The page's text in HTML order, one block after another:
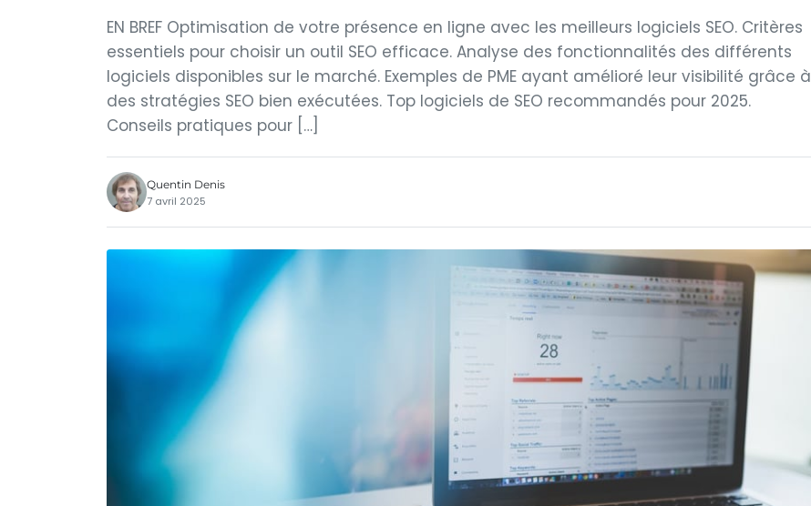
EN BREF Optimisation de votre présence en ligne avec les meilleurs logiciels SEO. Critères
essentiels pour choisir un outil SEO efficace. Analyse des fonctionnalités des différents
logiciels disponibles sur le marché. Exemples de PME ayant amélioré leur visibilité grâce à
des stratégies SEO bien exécutées. Top logiciels de SEO recommandés pour 2025.
Conseils pratiques pour […]
Quentin Denis
7 avril 2025